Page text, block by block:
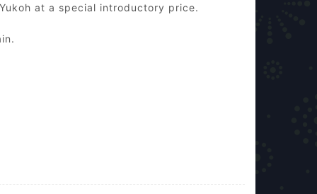
at a special introductory price.